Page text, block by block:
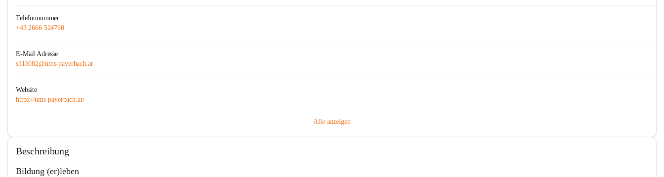
Telefonnummer
+43 2666 524760
E-Mail Adresse
s318082@nms-payerbach.at
Website
https://nms-payerbach.at/
Alle anzeigen
Beschreibung
Bildung (er)leben